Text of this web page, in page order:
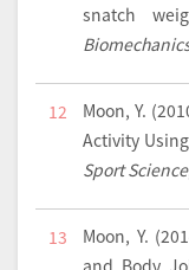
snatch
12
Moon, Y.
Activity
Sport Science
13
Moon, Y.
and Body